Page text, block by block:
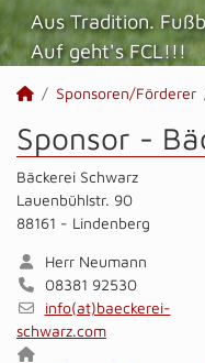
Aus Tradition.
Auf geht's FCL!!!
Sponsoren/Förderer
Sponsor -
Bäckerei Schwarz
Lauenbühlstr. 90
88161 - Lindenberg
Herr Neumann
08381 92530
info(at)baeckerei-
schwarz.com